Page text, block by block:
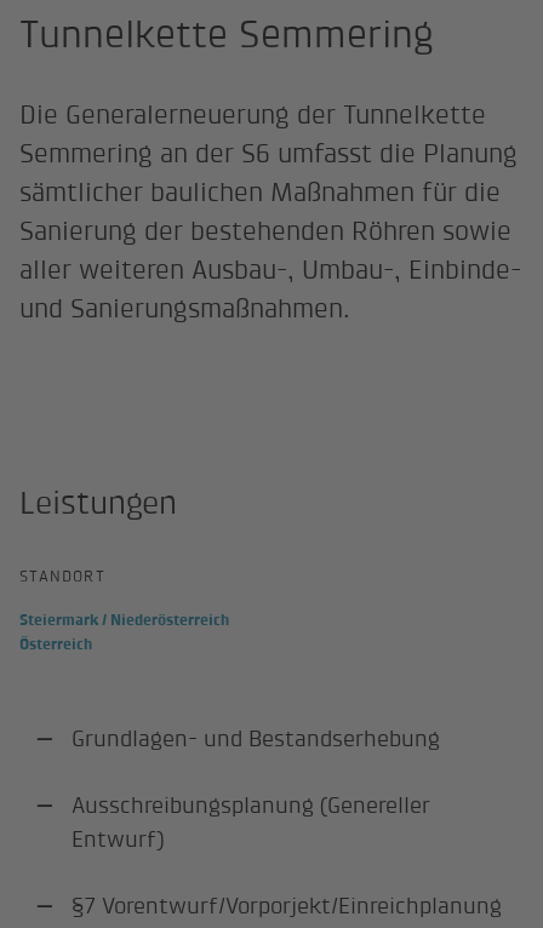
Tunnelkette Semmering
Die Generalerneuerung der Tunnelkette
Semmering an der S6 umfasst die Planung
sämtlicher baulichen Maßnahmen für die
Sanierung der bestehenden Röhren sowie
aller weiteren Ausbau-, Umbau-, Einbinde-
und Sanierungsmaßnahmen.
Leistungen
STANDORT
Steiermark / Niederösterreich
Österreich
Grundlagen- und Bestandserhebung
Ausschreibungsplanung (Genereller
Entwurf)
§7 Vorentwurf/Vorporjekt/Einreichplanung